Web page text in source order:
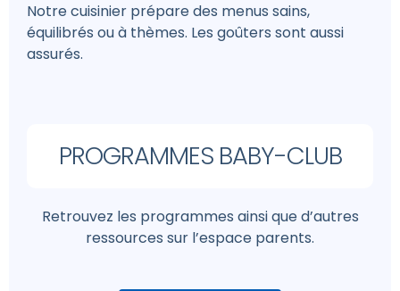
Notre cuisinier prépare des menus sains,
équilibrés ou à thèmes. Les goûters sont aussi
assurés.
PROGRAMMES BABY-CLUB
Retrouvez les programmes ainsi que d’autres
ressources sur l’espace parents.